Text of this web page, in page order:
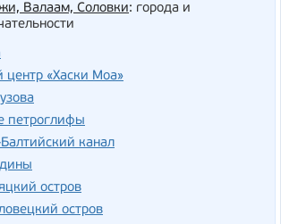
Валаам, Соловки: города и
центр «Хаски Моа»
петроглифы
канал
остров
остров